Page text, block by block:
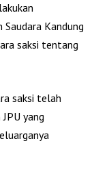
Saudara Kandung
saksi tentang
saksi telah
yang